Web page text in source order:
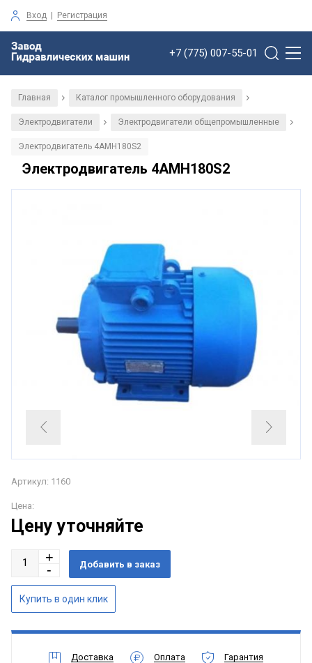
Вход | Регистрация
+7 (775) 007-55-01
Главная / Каталог промышленного оборудования /
Электродвигатели / Электродвигатели общепромышленные /
Электродвигатель 4АМН180S2
Электродвигатель 4АМН180S2
Артикул: 1160
Цена:
Цену уточняйте
Доставка Оплата Гарантия